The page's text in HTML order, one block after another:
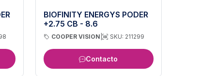
BIOFINITY ENERGYS PODER
+2.75 CB - 8.6
COOPER VISION SKU: 211299
Contacto